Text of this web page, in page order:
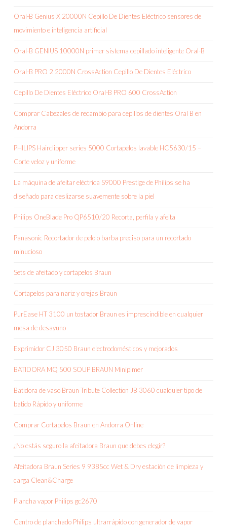
Oral-B Genius X 20000N Cepillo De Dientes Eléctrico sensores de
movimiento e inteligencia artificial
Oral-B GENIUS 10000N primer sistema cepillado inteligente Oral-B
Oral-B PRO 2 2000N CrossAction Cepillo De Dientes Eléctrico
Cepillo De Dientes Eléctrico Oral-B PRO 600 CrossAction
Comprar Cabezales de recambio para cepillos de dientes Oral B en
Andorra
PHILIPS Hairclipper series 5000 Cortapelos lavable HC5630/15 –
Corte veloz y uniforme
La máquina de afeitar eléctrica S9000 Prestige de Philips se ha
diseñado para deslizarse suavemente sobre la piel
Philips OneBlade Pro QP6510/20 Recorta, perfila y afeita
Panasonic Recortador de pelo o barba preciso para un recortado
minucioso
Sets de afeitado y cortapelos Braun
Cortapelos para nariz y orejas Braun
PurEase HT 3100 un tostador Braun es imprescindible en cualquier
mesa de desayuno
Exprimidor CJ 3050 Braun electrodomésticos y mejorados
BATIDORA MQ 500 SOUP BRAUN Minipimer
Batidora de vaso Braun Tribute Collection JB 3060 cualquier tipo de
batido Rápido y uniforme
Comprar Cortapelos Braun en Andorra Online
¿No estás seguro la afeitadora Braun que debes elegir?
Afeitadora Braun Series 9 9385cc Wet & Dry estación de limpieza y
carga Clean&Charge
Plancha vapor Philips gc2670
Centro de planchado Philips ultrarrápido con generador de vapor